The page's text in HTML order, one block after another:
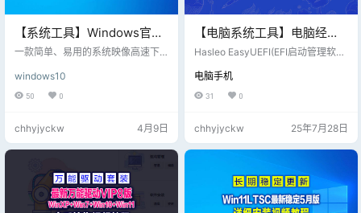
【系统工具】Windows官网
系统高速下载工具(带自动校
一款简单、易用的系统映像高速下
写入任何信息和文件在系统中 下载
直连微软服务器，因此下载速度取
储路径不可选） 支持手动选择下载
分区（USB存储路径不可选） 由于
直接下载到USB存储设备易造成映
像文件损坏，所以屏蔽了USB设备
的路径选择 系统要求 必须在Windo
ws7或以上64位环境下运行本工具
也支持…
windows10
50 0
chhyjyckw 4月9日
【电脑系统工具】电脑经典
启动维护工具
软件) v6.0.1
Hasleo EasyUEFI(EFI启动管理软
EasyUEFI企业版可以轻松管理EFI/U
EFI启动项&管理EFI系统分区&修复E
理,备份还原,管理EFI启动项,修复EFI
系统分区启动项,调整EFI/UEFI启动
电脑手机
31 0
chhyjyckw 25年7月28日